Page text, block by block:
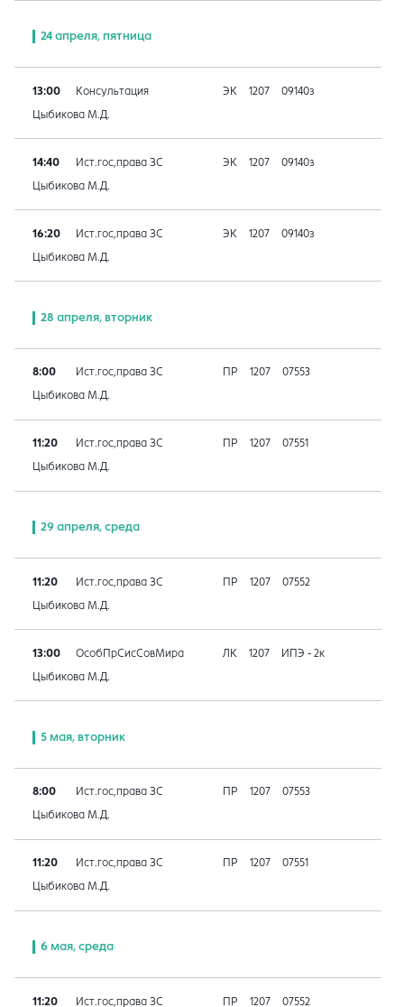
24 апреля, пятница
13:00 Консультация ЭК 1207 09140з
Цыбикова М.Д.
14:40 Ист.гос,права ЗС ЭК 1207 09140з
Цыбикова М.Д.
16:20 Ист.гос,права ЗС ЭК 1207 09140з
Цыбикова М.Д.
28 апреля, вторник
8:00 Ист.гос,права ЗС ПР 1207 07553
Цыбикова М.Д.
11:20 Ист.гос,права ЗС ПР 1207 07551
Цыбикова М.Д.
29 апреля, среда
11:20 Ист.гос,права ЗС ПР 1207 07552
Цыбикова М.Д.
13:00 ОсобПрСисСовМира ЛК 1207 ИПЭ - 2к
Цыбикова М.Д.
5 мая, вторник
8:00 Ист.гос,права ЗС ПР 1207 07553
Цыбикова М.Д.
11:20 Ист.гос,права ЗС ПР 1207 07551
Цыбикова М.Д.
6 мая, среда
11:20 Ист.гос,права ЗС ПР 1207 07552